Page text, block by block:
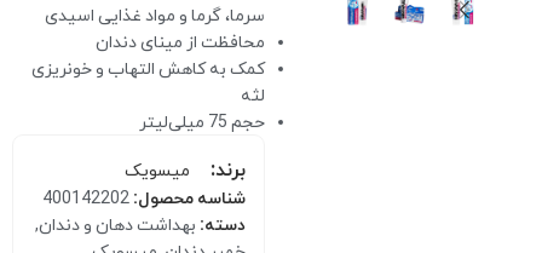
سرما، گرما و مواد غذایی اسیدی
محافظت از مینای دندان
کمک به کاهش التهاب و خونریزی
لثه
حجم 75 میلی‌لیتر
برند:
میسویک
شناسه محصول: 400142202
دسته: بهداشت دهان و دندان,